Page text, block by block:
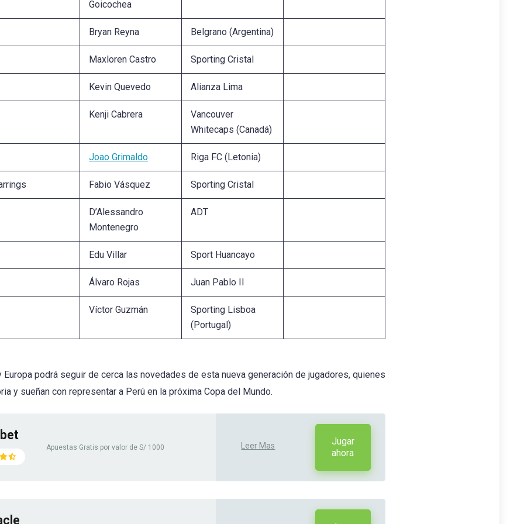
Goicochea
Bryan Reyna Belgrano (Argentina)
Maxloren Castro Sporting Cristal
Kevin Quevedo Alianza Lima
Kenji Cabrera
Vancouver
Whitecaps (Canadá)
Joao Grimaldo Riga FC (Letonia)
Fabio Vásquez Sporting Cristal
D’Alessandro
Montenegro
ADT
Edu Villar Sport Huancayo
Álvaro Rojas Juan Pablo II
Víctor Guzmán
Sporting Lisboa
(Portugal)
Europa podrá seguir de cerca las novedades de esta nueva generación de jugadores, quienes
y sueñan con representar a Perú en la próxima Copa del Mundo.
Apuestas Gratis por valor de S/ 1000 Leer Mas
Jugar
ahora